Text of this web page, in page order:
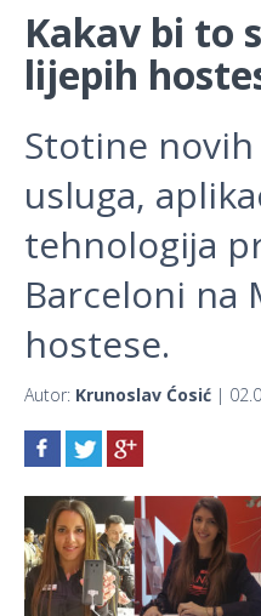
Kakav bi to
lijepih
Stotine novih
usluga,
tehnologija
Barceloni na
hostese.
Autor: Krunoslav Ćosić |